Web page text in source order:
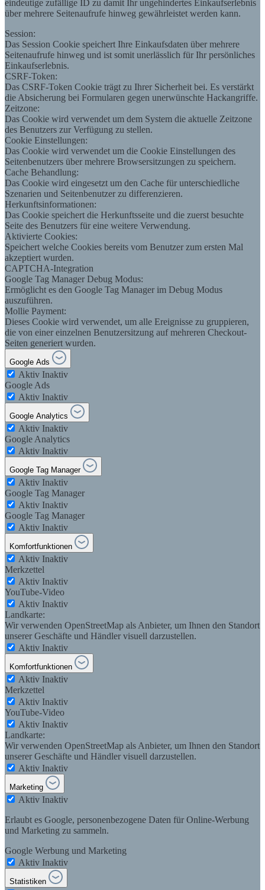
eindeutige zufällige ID zu damit Ihr ungehindertes Einkaufserlebnis
über mehrere Seitenaufrufe hinweg gewährleistet werden kann.
Session:
Das Session Cookie speichert Ihre Einkaufsdaten über mehrere
Seitenaufrufe hinweg und ist somit unerlässlich für Ihr persönliches
Einkaufserlebnis.
CSRF-Token:
Das CSRF-Token Cookie trägt zu Ihrer Sicherheit bei. Es verstärkt
die Absicherung bei Formularen gegen unerwünschte Hackangriffe.
Zeitzone:
Das Cookie wird verwendet um dem System die aktuelle Zeitzone
des Benutzers zur Verfügung zu stellen.
Cookie Einstellungen:
Das Cookie wird verwendet um die Cookie Einstellungen des
Seitenbenutzers über mehrere Browsersitzungen zu speichern.
Cache Behandlung:
Das Cookie wird eingesetzt um den Cache für unterschiedliche
Szenarien und Seitenbenutzer zu differenzieren.
Herkunftsinformationen:
Das Cookie speichert die Herkunftsseite und die zuerst besuchte
Seite des Benutzers für eine weitere Verwendung.
Aktivierte Cookies:
Speichert welche Cookies bereits vom Benutzer zum ersten Mal
akzeptiert wurden.
CAPTCHA-Integration
Google Tag Manager Debug Modus:
Ermöglicht es den Google Tag Manager im Debug Modus
auszuführen.
Mollie Payment:
Dieses Cookie wird verwendet, um alle Ereignisse zu gruppieren,
die von einer einzelnen Benutzersitzung auf mehreren Checkout-
Seiten generiert wurden.
Google Ads
Aktiv Inaktiv
Google Ads
Aktiv Inaktiv
Google Analytics
Aktiv Inaktiv
Google Analytics
Aktiv Inaktiv
Google Tag Manager
Aktiv Inaktiv
Google Tag Manager
Aktiv Inaktiv
Google Tag Manager
Aktiv Inaktiv
Komfortfunktionen
Aktiv Inaktiv
Merkzettel
Aktiv Inaktiv
YouTube-Video
Aktiv Inaktiv
Landkarte:
Wir verwenden OpenStreetMap als Anbieter, um Ihnen den Standort
unserer Geschäfte und Händler visuell darzustellen.
Aktiv Inaktiv
Komfortfunktionen
Aktiv Inaktiv
Merkzettel
Aktiv Inaktiv
YouTube-Video
Aktiv Inaktiv
Landkarte:
Wir verwenden OpenStreetMap als Anbieter, um Ihnen den Standort
unserer Geschäfte und Händler visuell darzustellen.
Aktiv Inaktiv
Marketing
Aktiv Inaktiv
Erlaubt es Google, personenbezogene Daten für Online-Werbung
und Marketing zu sammeln.
Google Werbung und Marketing
Aktiv Inaktiv
Statistiken